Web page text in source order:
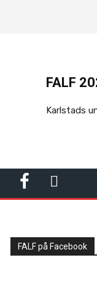
FALF
Karlstads
C N
FALF på Facebook